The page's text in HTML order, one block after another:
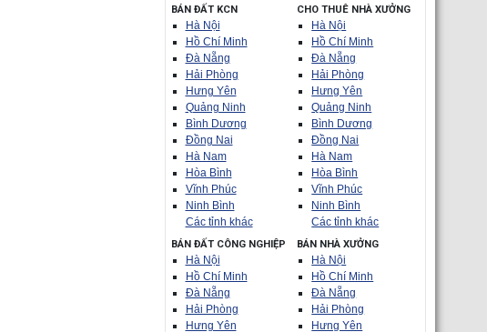
BÁN ĐẤT KCN
Hà Nội
Hồ Chí Minh
Đà Nẵng
Hải Phòng
Hưng Yên
Quảng Ninh
Bình Dương
Đồng Nai
Hà Nam
Hòa Bình
Vĩnh Phúc
Ninh Bình
Các tỉnh khác
CHO THUÊ NHÀ XƯỞNG
Hà Nội
Hồ Chí Minh
Đà Nẵng
Hải Phòng
Hưng Yên
Quảng Ninh
Bình Dương
Đồng Nai
Hà Nam
Hòa Bình
Vĩnh Phúc
Ninh Bình
Các tỉnh khác
BÁN ĐẤT CÔNG NGHIỆP
Hà Nội
Hồ Chí Minh
Đà Nẵng
Hải Phòng
Hưng Yên
BÁN NHÀ XƯỞNG
Hà Nội
Hồ Chí Minh
Đà Nẵng
Hải Phòng
Hưng Yên